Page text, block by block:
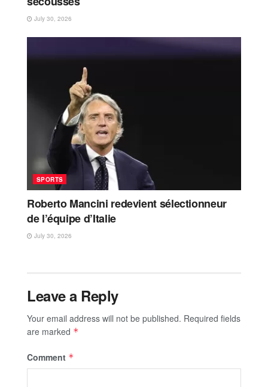
July 30, 2026
SPORTS
Roberto Mancini redevient sélectionneur
de l’équipe d’Italie
July 30, 2026
Leave a Reply
Your email address will not be published. Required fields
are marked *
Comment *